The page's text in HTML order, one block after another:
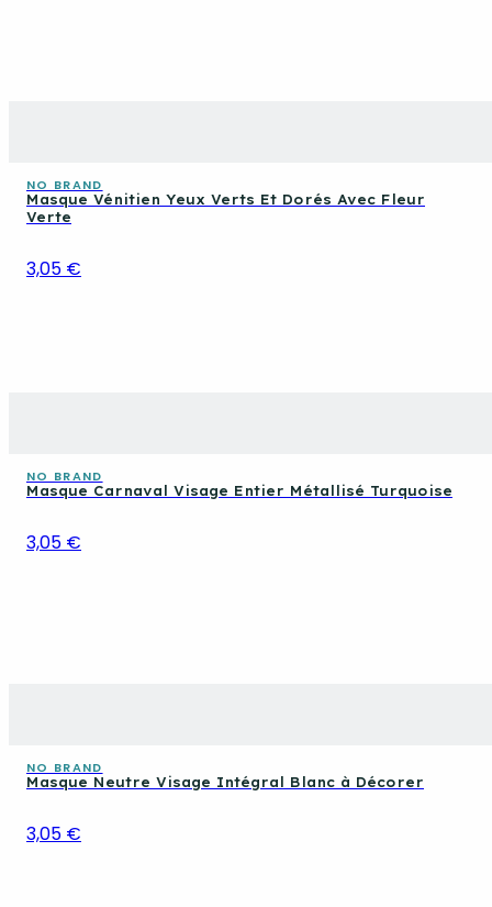
NO BRAND
Masque Vénitien Yeux Verts Et Dorés Avec Fleur
Verte
3,05 €
NO BRAND
Masque Carnaval Visage Entier Métallisé Turquoise
3,05 €
NO BRAND
Masque Neutre Visage Intégral Blanc à Décorer
3,05 €